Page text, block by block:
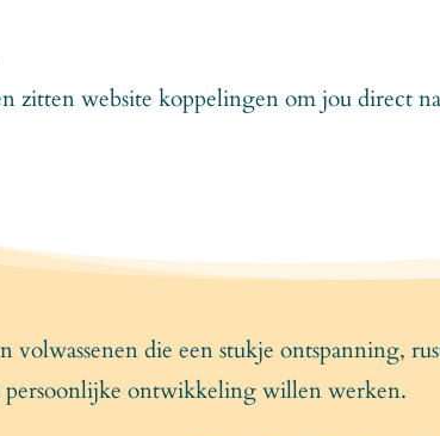
zitten website koppelingen om jou direct
die een stukje ontspanning,
persoonlijke ontwikkeling willen werken.